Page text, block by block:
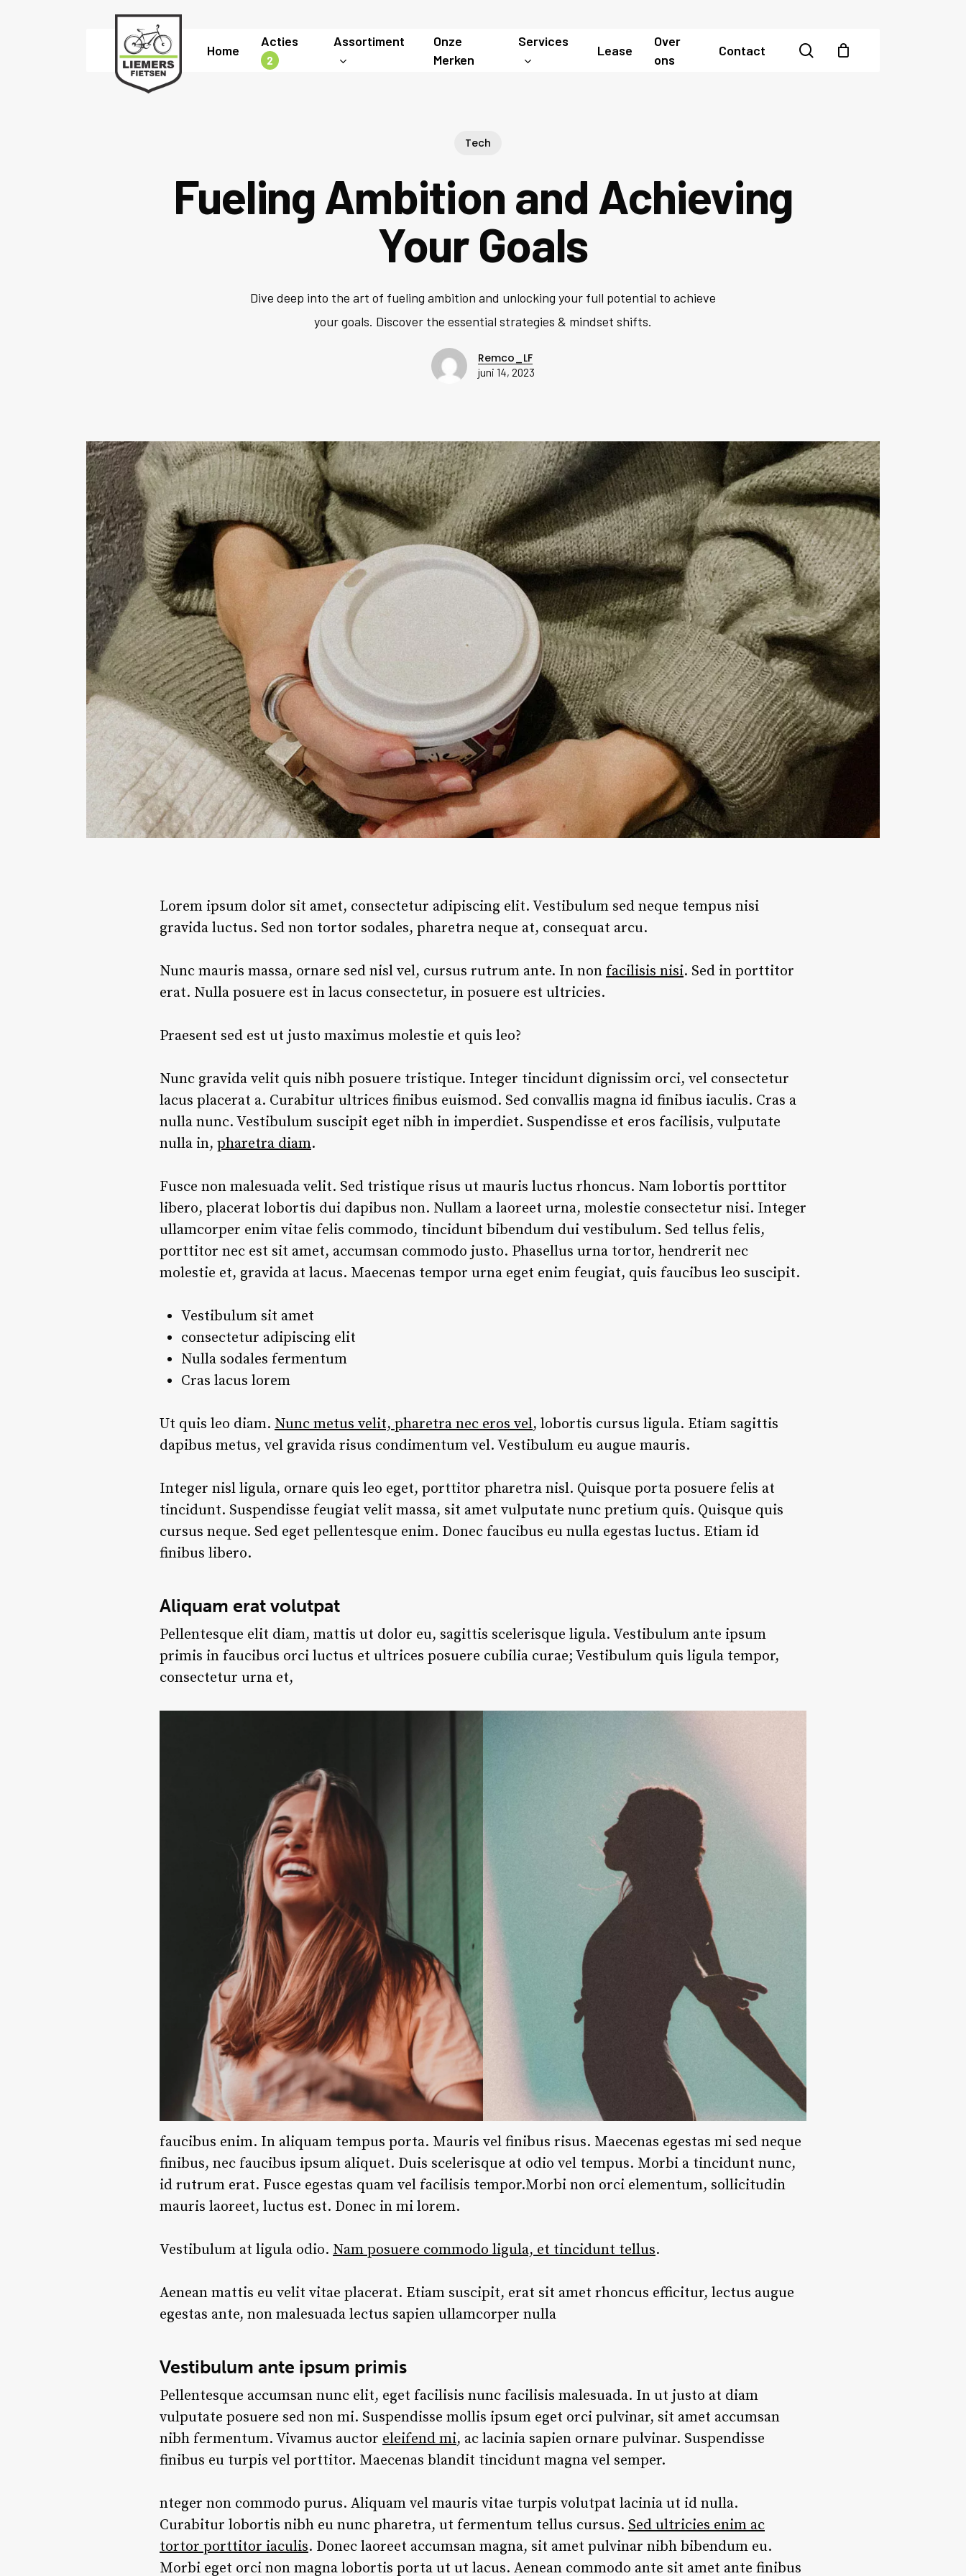
Home
Acties
2
Assortiment
Onze
Merken
Services
Lease
Over
ons
Contact search
Tech
Fueling Ambition and Achieving
Your Goals
Dive deep into the art of fueling ambition and unlocking your full potential to achieve
your goals. Discover the essential strategies & mindset shifts.
Remco_LF
juni 14, 2023
Lorem ipsum dolor sit amet, consectetur adipiscing elit. Vestibulum sed neque tempus nisi
gravida luctus. Sed non tortor sodales, pharetra neque at, consequat arcu.
Nunc mauris massa, ornare sed nisl vel, cursus rutrum ante. In non facilisis nisi. Sed in porttitor
erat. Nulla posuere est in lacus consectetur, in posuere est ultricies.
Praesent sed est ut justo maximus molestie et quis leo?
Nunc gravida velit quis nibh posuere tristique. Integer tincidunt dignissim orci, vel consectetur
lacus placerat a. Curabitur ultrices finibus euismod. Sed convallis magna id finibus iaculis. Cras a
nulla nunc. Vestibulum suscipit eget nibh in imperdiet. Suspendisse et eros facilisis, vulputate
nulla in, pharetra diam.
Fusce non malesuada velit. Sed tristique risus ut mauris luctus rhoncus. Nam lobortis porttitor
libero, placerat lobortis dui dapibus non. Nullam a laoreet urna, molestie consectetur nisi. Integer
ullamcorper enim vitae felis commodo, tincidunt bibendum dui vestibulum. Sed tellus felis,
porttitor nec est sit amet, accumsan commodo justo. Phasellus urna tortor, hendrerit nec
molestie et, gravida at lacus. Maecenas tempor urna eget enim feugiat, quis faucibus leo suscipit.
Vestibulum sit amet
consectetur adipiscing elit
Nulla sodales fermentum
Cras lacus lorem
Ut quis leo diam. Nunc metus velit, pharetra nec eros vel, lobortis cursus ligula. Etiam sagittis
dapibus metus, vel gravida risus condimentum vel. Vestibulum eu augue mauris.
Integer nisl ligula, ornare quis leo eget, porttitor pharetra nisl. Quisque porta posuere felis at
tincidunt. Suspendisse feugiat velit massa, sit amet vulputate nunc pretium quis. Quisque quis
cursus neque. Sed eget pellentesque enim. Donec faucibus eu nulla egestas luctus. Etiam id
finibus libero.
Aliquam erat volutpat
Pellentesque elit diam, mattis ut dolor eu, sagittis scelerisque ligula. Vestibulum ante ipsum
primis in faucibus orci luctus et ultrices posuere cubilia curae; Vestibulum quis ligula tempor,
consectetur urna et,
faucibus enim. In aliquam tempus porta. Mauris vel finibus risus. Maecenas egestas mi sed neque
finibus, nec faucibus ipsum aliquet. Duis scelerisque at odio vel tempus. Morbi a tincidunt nunc,
id rutrum erat. Fusce egestas quam vel facilisis tempor.Morbi non orci elementum, sollicitudin
mauris laoreet, luctus est. Donec in mi lorem.
Vestibulum at ligula odio. Nam posuere commodo ligula, et tincidunt tellus.
Aenean mattis eu velit vitae placerat. Etiam suscipit, erat sit amet rhoncus efficitur, lectus augue
egestas ante, non malesuada lectus sapien ullamcorper nulla
Vestibulum ante ipsum primis
Pellentesque accumsan nunc elit, eget facilisis nunc facilisis malesuada. In ut justo at diam
vulputate posuere sed non mi. Suspendisse mollis ipsum eget orci pulvinar, sit amet accumsan
nibh fermentum. Vivamus auctor eleifend mi, ac lacinia sapien ornare pulvinar. Suspendisse
finibus eu turpis vel porttitor. Maecenas blandit tincidunt magna vel semper.
nteger non commodo purus. Aliquam vel mauris vitae turpis volutpat lacinia ut id nulla.
Curabitur lobortis nibh eu nunc pharetra, ut fermentum tellus cursus. Sed ultricies enim ac
tortor porttitor iaculis. Donec laoreet accumsan magna, sit amet pulvinar nibh bibendum eu.
Morbi eget orci non magna lobortis porta ut ut lacus. Aenean commodo ante sit amet ante finibus